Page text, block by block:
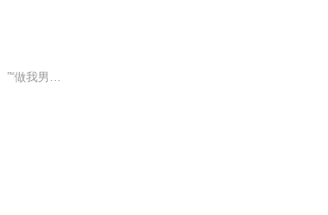
初相见，薛夕被迫对这个充满危险的男人一见钟情，不谈恋爱会死的她只能主动出击：“我有钱，也很能打。”“做我男朋友，我罩着你。”于是，大家慢慢的都知道，薛家的学神大小姐养了一个吃软饭的小白脸，但她护短的厉害，直到某天——薛夕将他护在身后，对...